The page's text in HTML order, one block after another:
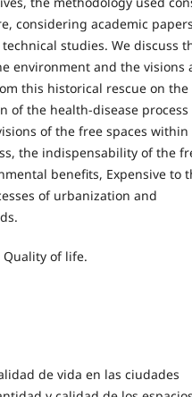
considering academic papers
studies. We discuss
environment and the visions
this historical rescue on the
of the health-disease process
of the free spaces within
the indispensability of the
benefits, Expensive to
of urbanization and
Quality of life.
de vida en las ciudades